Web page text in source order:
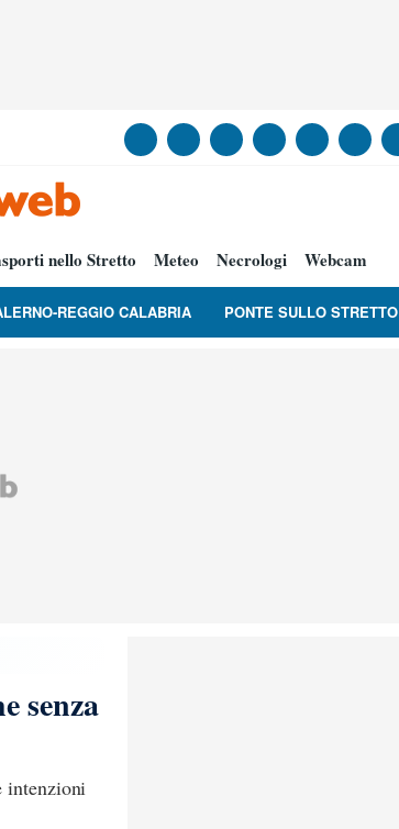
nello Stretto Meteo Necrologi Webcam
REGGIO CALABRIA PONTE SULLO STRETTO
senza
intenzioni